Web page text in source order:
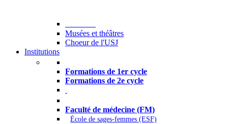
Musées et théâtres
Choeur de l'USJ
Institutions
Formations de 1er cycle
Formations de 2e cycle
Faculté de médecine (FM)
École de sages-femmes (ESF)